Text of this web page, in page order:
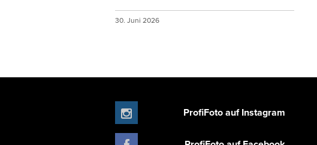
30. Juni 2026
ProfiFoto auf Instagram